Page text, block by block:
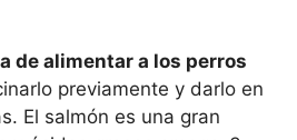
de alimentar a los perros
previamente y darlo en
El salmón es una gran